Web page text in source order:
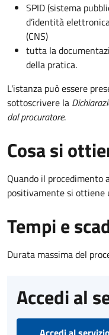
SPID (sistema
d’identità
(CNS)
tutta la
della pratica.
L'istanza può essere
sottoscrivere la
dal procuratore.
Cosa si
Quando il
positivamente si ottiene
Tempi e
Durata massima del
Accedi al